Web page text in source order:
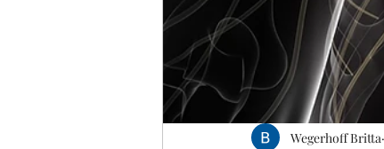
Wegerhoff Britta